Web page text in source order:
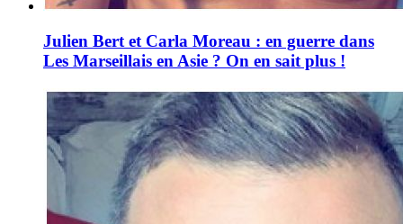
Julien Bert et Carla Moreau : en guerre dans
Les Marseillais en Asie ? On en sait plus !